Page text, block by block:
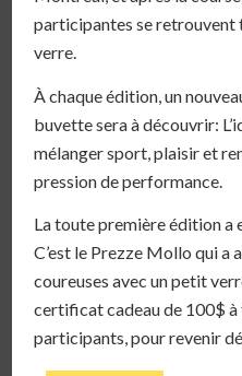
participantes se retrouvent
verre.
À chaque édition, un
buvette sera à découvrir:
mélanger sport, plaisir et
pression de performance.
La toute première édition a
C’est le Prezze Mollo qui a
coureuses avec un petit
certificat cadeau de 100$
participants, pour revenir